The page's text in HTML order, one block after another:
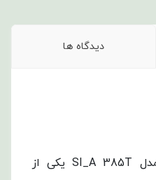
دیدگاه ها
اتو بخار تولیپس پلاس مدل SI_A 385T یکی از